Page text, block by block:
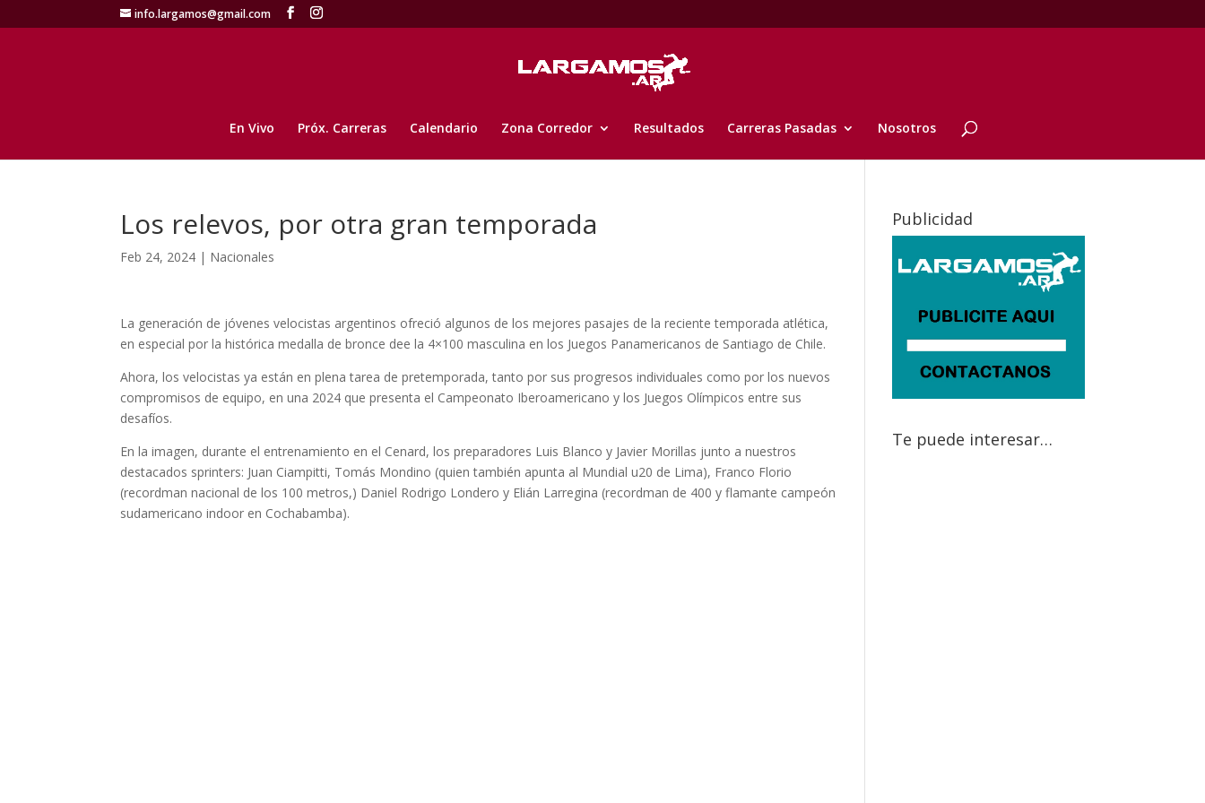
info.largamos@gmail.com
En Vivo Próx. Carreras Calendario Zona Corredor Resultados Carreras Pasadas Nosotros
Los relevos, por otra gran temporada
Feb 24, 2024 | Nacionales
La generación de jóvenes velocistas argentinos ofreció algunos de los mejores pasajes de la reciente temporada atlética,
en especial por la histórica medalla de bronce dee la 4×100 masculina en los Juegos Panamericanos de Santiago de Chile.
Ahora, los velocistas ya están en plena tarea de pretemporada, tanto por sus progresos individuales como por los nuevos
compromisos de equipo, en una 2024 que presenta el Campeonato Iberoamericano y los Juegos Olímpicos entre sus
desafíos.
En la imagen, durante el entrenamiento en el Cenard, los preparadores Luis Blanco y Javier Morillas junto a nuestros
destacados sprinters: Juan Ciampitti, Tomás Mondino (quien también apunta al Mundial u20 de Lima), Franco Florio
(recordman nacional de los 100 metros,) Daniel Rodrigo Londero y Elián Larregina (recordman de 400 y flamante campeón
sudamericano indoor en Cochabamba).
Publicidad
Te puede interesar…